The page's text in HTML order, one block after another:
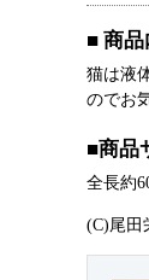
■ 商
猫は液
のでお
■商品
全長約
(C)尾田